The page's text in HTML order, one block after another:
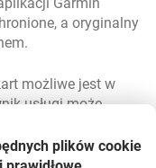
a oryginalny
możliwe jest w
usługi może
Potrzebne są
plików cookie